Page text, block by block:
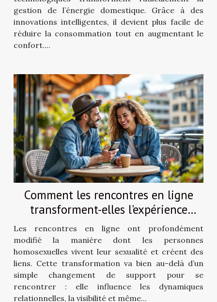
gestion de l’énergie domestique. Grâce à des
innovations intelligentes, il devient plus facile de
réduire la consommation tout en augmentant le
confort....
Comment les rencontres en ligne
transforment-elles l'expérience
homosexuelle ?
Les rencontres en ligne ont profondément
modifié la manière dont les personnes
homosexuelles vivent leur sexualité et créent des
liens. Cette transformation va bien au-delà d’un
simple changement de support pour se
rencontrer : elle influence les dynamiques
relationnelles, la visibilité et même...